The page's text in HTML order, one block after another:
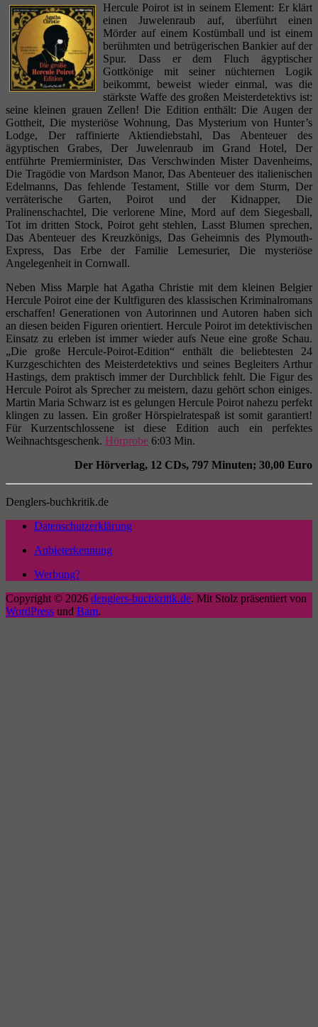
Hercule Poirot ist in seinem Element: Er klärt
einen Juwelenraub auf, überführt einen
Mörder auf einem Kostümball und ist einem
berühmten und betrügerischen Bankier auf der
Spur. Dass er dem Fluch ägyptischer
Gottkönige mit seiner nüchternen Logik
beikommt, beweist wieder einmal, was die
stärkste Waffe des großen Meisterdetektivs ist:
seine kleinen grauen Zellen! Die Edition enthält: Die Augen der
Gottheit, Die mysteriöse Wohnung, Das Mysterium von Hunter’s
Lodge, Der raffinierte Aktiendiebstahl, Das Abenteuer des
ägyptischen Grabes, Der Juwelenraub im Grand Hotel, Der
entführte Premierminister, Das Verschwinden Mister Davenheims,
Die Tragödie von Mardson Manor, Das Abenteuer des italienischen
Edelmanns, Das fehlende Testament, Stille vor dem Sturm, Der
verräterische Garten, Poirot und der Kidnapper, Die
Pralinenschachtel, Die verlorene Mine, Mord auf dem Siegesball,
Tot im dritten Stock, Poirot geht stehlen, Lasst Blumen sprechen,
Das Abenteuer des Kreuzkönigs, Das Geheimnis des Plymouth-
Express, Das Erbe der Familie Lemesurier, Die mysteriöse
Angelegenheit in Cornwall.
Neben Miss Marple hat Agatha Christie mit dem kleinen Belgier
Hercule Poirot eine der Kultfiguren des klassischen Kriminalromans
erschaffen! Generationen von Autorinnen und Autoren haben sich
an diesen beiden Figuren orientiert. Hercule Poirot im detektivischen
Einsatz zu erleben ist immer wieder aufs Neue eine große Schau.
„Die große Hercule-Poirot-Edition“ enthält die beliebtesten 24
Kurzgeschichten des Meisterdetektivs und seines Begleiters Arthur
Hastings, dem praktisch immer der Durchblick fehlt. Die Figur des
Hercule Poirot als Sprecher zu meistern, dazu gehört schon einiges.
Martin Maria Schwarz ist es gelungen Hercule Poirot nahezu perfekt
klingen zu lassen. Ein großer Hörspielratespaß ist somit garantiert!
Für Kurzentschlossene ist diese Edition auch ein perfektes
Weihnachtsgeschenk. Hörprobe 6:03 Min.
Der Hörverlag, 12 CDs, 797 Minuten; 30,00 Euro
Denglers-buchkritik.de
Datenschutzerklärung
Anbieterkennung
Werbung?
Copyright © 2026 denglers-buchkritik.de. Mit Stolz präsentiert von
WordPress und Bam.